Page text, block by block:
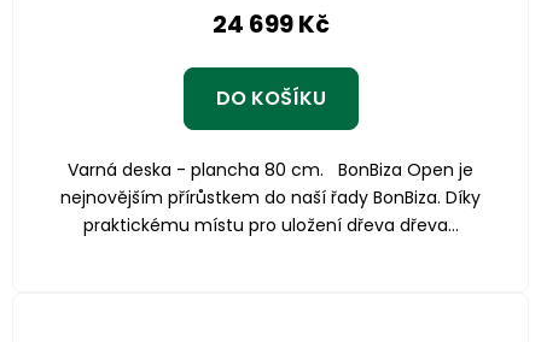
24 699 Kč
DO KOŠÍKU
Varná deska - plancha 80 cm. BonBiza Open je
nejnovějším přírůstkem do naší řady BonBiza. Díky
praktickému místu pro uložení dřeva dřeva...